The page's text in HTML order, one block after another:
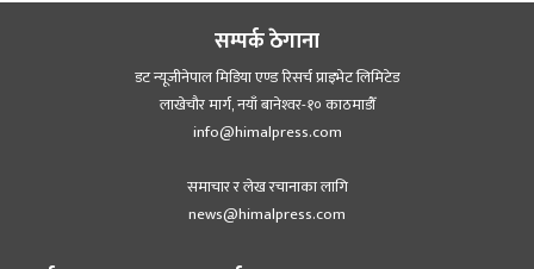
सम्पर्क ठेगाना
डट न्यूजीनेपाल मिडिया एण्ड रिसर्च प्राइभेट लिमिटेड
लाखेचौर मार्ग, नयाँ बानेश्‍वर-१० काठमाडौँ
info@himalpress.com
समाचार र लेख रचानाका लागि
news@himalpress.com